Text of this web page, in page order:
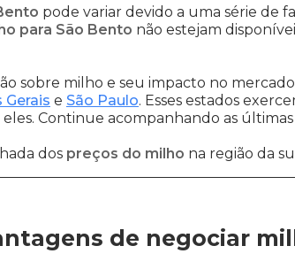
pode variar devido a uma série de
para São Bento não estejam
sobre milho e seu impacto no
Gerais e São Paulo. Esses estados
Continue acompanhando as
dos preços do milho na região da
de negociar